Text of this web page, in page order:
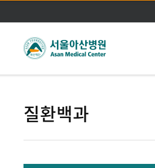
본문바로가기
질환백과